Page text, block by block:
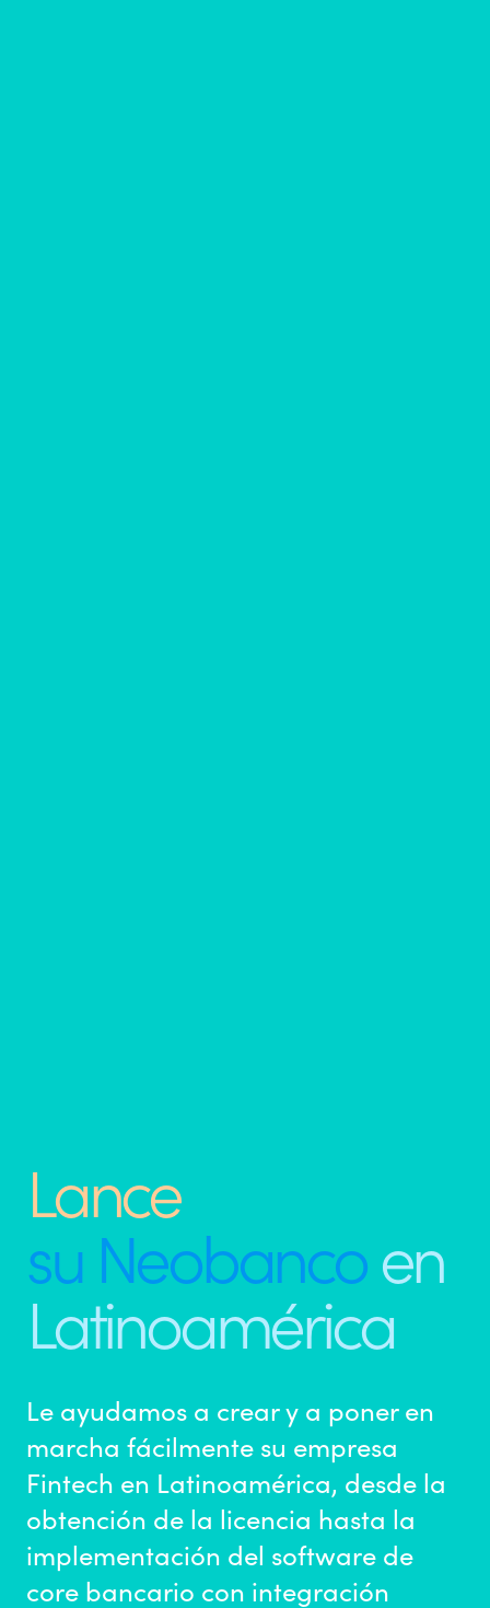
Lance
su Neobancoen
Latinoamérica
Le ayudamos a crear y a poner en
marcha fácilmente su empresa
Fintech en Latinoamérica, desde la
obtención de la licencia hasta la
implementación del software de
core bancario con integración